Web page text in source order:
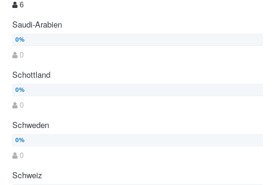
6
Saudi-Arabien
0
Schottland
0
Schweden
0
Schweiz